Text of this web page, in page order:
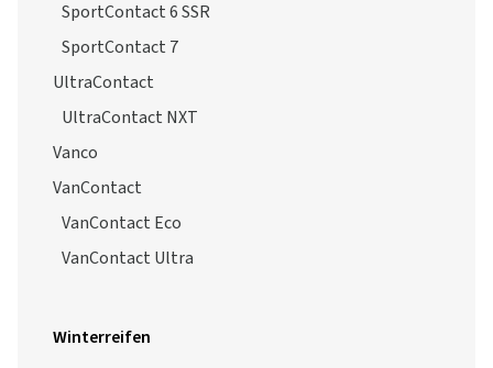
SportContact 6 SSR
SportContact 7
UltraContact
UltraContact NXT
Vanco
VanContact
VanContact Eco
VanContact Ultra
Winterreifen